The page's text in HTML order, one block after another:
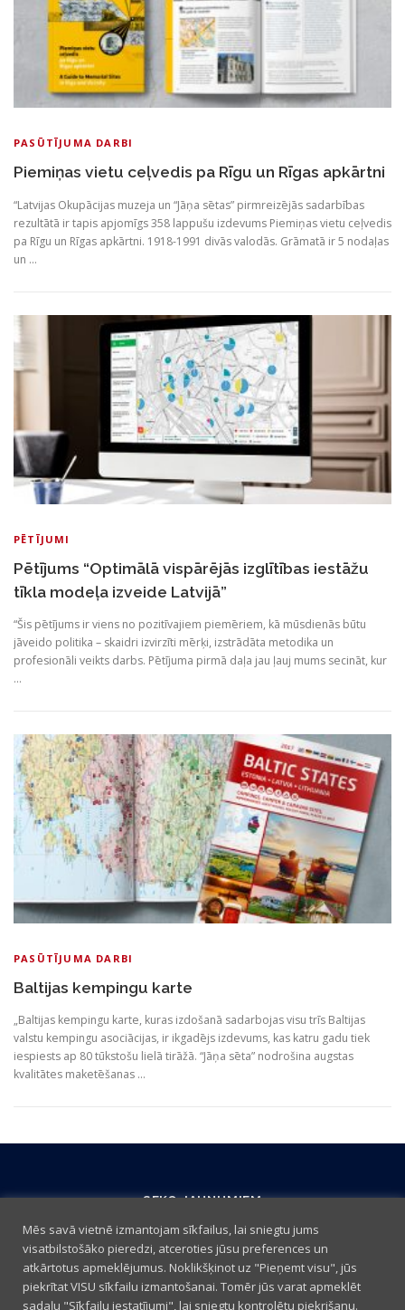
PASŪTĪJUMA DARBI
Piemiņas vietu ceļvedis pa Rīgu un Rīgas apkārtni
“Latvijas Okupācijas muzeja un “Jāņa sētas” pirmreizējās sadarbības
rezultātā ir tapis apjomīgs 358 lappušu izdevums Piemiņas vietu ceļvedis
pa Rīgu un Rīgas apkārtni. 1918-1991 divās valodās. Grāmatā ir 5 nodaļas
un …
PĒTĪJUMI
Pētījums “Optimālā vispārējās izglītības iestāžu
tīkla modeļa izveide Latvijā”
“Šis pētījums ir viens no pozitīvajiem piemēriem, kā mūsdienās būtu
jāveido politika – skaidri izvirzīti mērķi, izstrādāta metodika un
profesionāli veikts darbs. Pētījuma pirmā daļa jau ļauj mums secināt, kur
…
PASŪTĪJUMA DARBI
Baltijas kempingu karte
„Baltijas kempingu karte, kuras izdošanā sadarbojas visu trīs Baltijas
valstu kempingu asociācijas, ir ikgadējs izdevums, kas katru gadu tiek
iespiests ap 80 tūkstošu lielā tirāžā. “Jāņa sēta” nodrošina augstas
kvalitātes maketēšanas …
SEKO JAUNUMIEM
Mēs savā vietnē izmantojam sīkfailus, lai sniegtu jums
visatbilstošāko pieredzi, atceroties jūsu preferences un
atkārtotus apmeklējumus. Noklikšķinot uz "Pieņemt visu", jūs
piekrītat VISU sīkfailu izmantošanai. Tomēr jūs varat apmeklēt
sadaļu "Sīkfailu iestatījumi", lai sniegtu kontrolētu piekrišanu.